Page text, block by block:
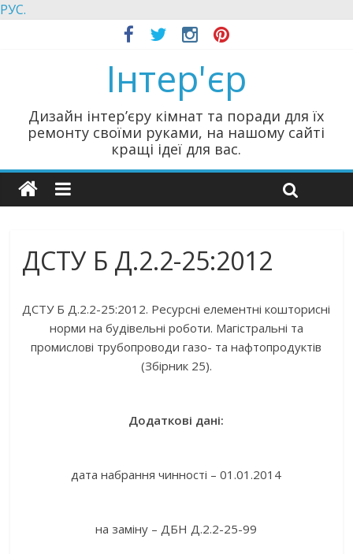
РУС.
Інтер'єр
Дизайн інтер’єру кімнат та поради для їх
ремонту своїми руками, на нашому сайті
кращі ідеї для вас.
ДСТУ Б Д.2.2-25:2012
ДСТУ Б Д.2.2-25:2012. Ресурсні елементні кошторисні
норми на будівельні роботи. Магістральні та
промислові трубопроводи газо- та нафтопродуктів
(Збірник 25).
Додаткові дані:
дата набрання чинності – 01.01.2014
на заміну – ДБН Д.2.2-25-99